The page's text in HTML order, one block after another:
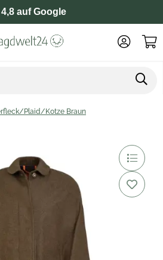
4,8 auf Google
Plaid/Kotze Braun